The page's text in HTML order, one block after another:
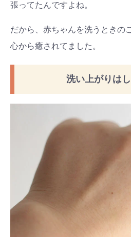
張ってたんですよね。
だから、赤ちゃんを洗うときの
心から癒されてました。
洗い上がりは